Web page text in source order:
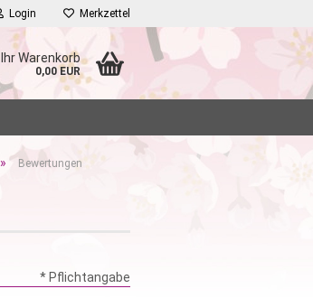
Login Merkzettel
Ihr Warenkorb
0,00 EUR
» Bewertungen
* Pflichtangabe